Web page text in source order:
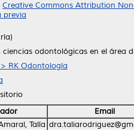
Creative Commons Attribution
previa
ciencias odontológicas en el área
RK Odontología
Email
Talía